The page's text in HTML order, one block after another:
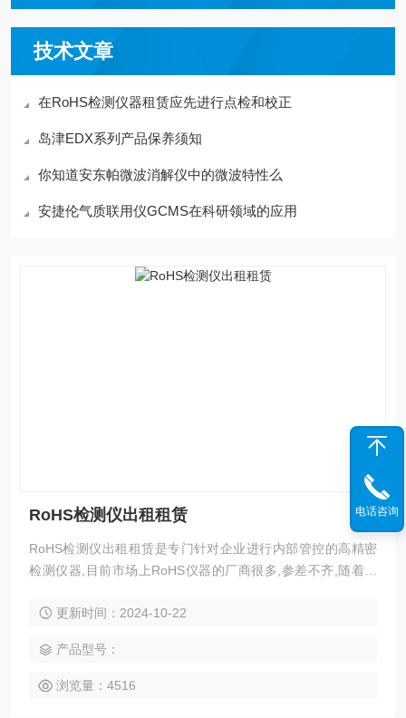
技术文章
在RoHS检测仪器租赁应先进行点检和校正
岛津EDX系列产品保养须知
你知道安东帕微波消解仪中的微波特性么
安捷伦气质联用仪GCMS在科研领域的应用
RoHS检测仪出租租赁
RoHS检测仪出租租赁是专门针对企业进行内部管控的高精密
检测仪器,目前市场上RoHS仪器的厂商很多,参差不齐,随着欧
管控,深圳市心怡创科技有限公司推出RoHS仪器出租租赁服务,
出.
更新时间：2024-10-22
产品型号：
浏览量：4516
电话咨询